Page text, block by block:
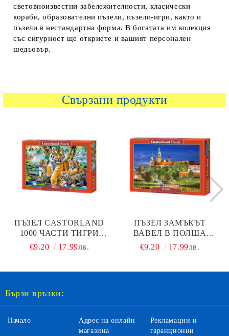
световноизвестни забележителности, класически
кораби, образователни пъзели, пъзели-игри, както и
пъзели в нестандартна форма. В богатата им колекция
със сигурност ще откриете и вашият персонален
шедьовър.
Свързани продукти
ПЪЗЕЛ CASTORLAND
1000 ЧАСТИ ТИГРИ
КРАЙ ПОТОКА 104413
€9.20 17.99лв.
ПЪЗЕЛ ЗАМЪКЪТ
ВАВЕЛ В ПОЛША
CASTORLAND 1000
€9.20 17.99лв.
Бързи връзки:
Начало
Адрес на онлайн
магазина
Рекламации и
гаранционни